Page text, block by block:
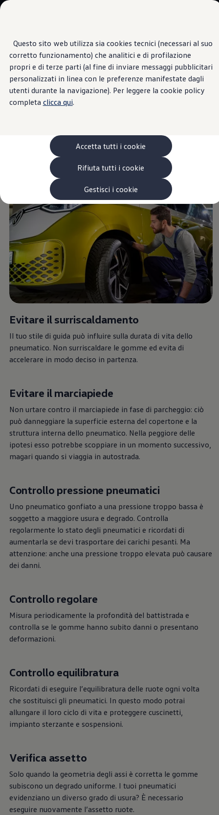
Questo sito web utilizza sia cookies tecnici (necessari al suo
corretto funzionamento) che analitici e di profilazione
propri e di terze parti (al fine di inviare messaggi pubblicitari
personalizzati in linea con le preferenze manifestate dagli
utenti durante la navigazione). Per leggere la cookie policy
completa clicca qui.
Accetta tutti i cookie
Rifiuta tutti i cookie
Gestisci i cookie
Passa ai
contenuti
principali
Passa
a
fondo
pagina
VanLife
Pick-up
Veicoli Commerciali Elettrici
Van
Modelli precedenti
Confronta i modelli
Configurazioni salvate
Volkswagen Auto
Acquista il tuo Veicolo Volkswagen
Ecoincentivi Volkswagen
5 Plus
Usato Certificato
Garanzia Usato
Assicurazioni
Clienti Business
Gamma, promozioni e servizi
Service Flotte
Area Contatti Clienti Business
Servizi Finanziari
Progetto Valore Volkswagen
Più Credito
Noleggio
Leasing Finanziario
Servizi Assicurativi
Polizza Protezione Credito
Assicurazione GAP Protezioneventi
Estensione Garanzia Usato
Furto e incendio
Safe inMotion e Capital Safe +
Allestimenti chiavi in mano
Trasporto persone con disabilità
Listini e Dati tecnici
Veicoli in pronta consegna
Veicoli elettrici
Soluzioni di ricarica e autonomia
Simulatore del tempo di ricarica
Simulatore dell’autonomia
Ricarica domestica
Ricarica in movimento
Accessori per la ricarica
Calcolo percorso
Connettività e Sicurezza
VW Connect per Amarok
VW Connect per Transporter e Caravelle
Sistemi di assistenza alla guida
Aggiornamenti software
Aggiornamenti software per ID. Buzz
Car-Net e App-connect
California App
Service
Promozioni
Manutenzione e Servizi
Ruote e Pneumatici
Servizio Officina Mobile
Finanziamento Save&Care
Accessori
Manuale uso e Manutenzione
Servizio Mobilità
Il Bar del Lunedì
75 anni di Bulli
Guida autonoma
ID. Buzz al World Ducati Week 2026
Contatti
Suggerimenti per la manutenzione degli
pneumatici
aumentare la durata
degli pneumatici
Evitare il surriscaldamento
Il tuo stile di guida può influire sulla durata di vita dello
pneumatico. Non surriscaldare le gomme ed evita di
accelerare in modo deciso in partenza.
Evitare il marciapiede
Non urtare contro il marciapiede in fase di parcheggio: ciò
può danneggiare la superficie esterna del copertone e la
struttura interna dello pneumatico. Nella peggiore delle
ipotesi esso potrebbe scoppiare in un momento successivo,
magari quando si viaggia in autostrada.
Controllo pressione pneumatici
Uno pneumatico gonfiato a una pressione troppo bassa è
soggetto a maggiore usura e degrado. Controlla
regolarmente lo stato degli pneumatici e ricordati di
aumentarla se devi trasportare dei carichi pesanti. Ma
attenzione: anche una pressione troppo elevata può causare
dei danni.
Controllo regolare
Misura periodicamente la profondità del battistrada e
controlla se le gomme hanno subito danni o presentano
deformazioni.
Controllo equilibratura
Ricordati di eseguire l’equilibratura delle ruote ogni volta
che sostituisci gli pneumatici. In questo modo potrai
allungare il loro ciclo di vita e proteggere cuscinetti,
impianto sterzante e sospensioni.
Verifica assetto
Solo quando la geometria degli assi è corretta le gomme
subiscono un degrado uniforme. I tuoi pneumatici
evidenziano un diverso grado di usura? È necessario
eseguire nuovamente l’assetto ruote.